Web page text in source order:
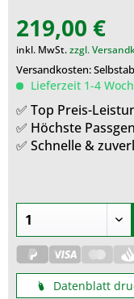
219,00 €
inkl. MwSt.zzgl.
Versandkosten:
Lieferzeit 1-4
✅ Top Preis-
✅ Höchste
✅ Schnelle &
Datenblatt